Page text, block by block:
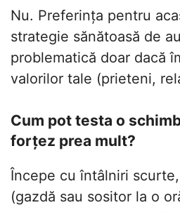
Nu. Preferința pentru
strategie sănătoasă de
problematică doar dacă
valorilor tale (prieteni,
Cum pot testa o
forțez prea mult?
Începe cu întâlniri
(gazdă sau sositor la o